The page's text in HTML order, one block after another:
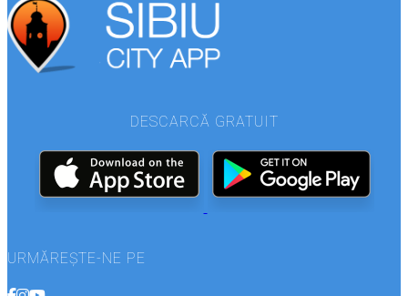
DESCARCĂ GRATUIT
URMĂREȘTE-NE PE